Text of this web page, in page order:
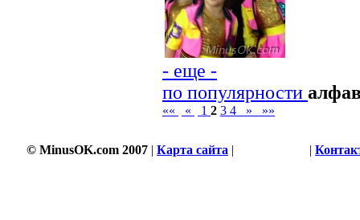
- еще -
по популярности
«« « 1 2 3 4 » »»
© MinusOK.com 2007 | Карта сайта | |